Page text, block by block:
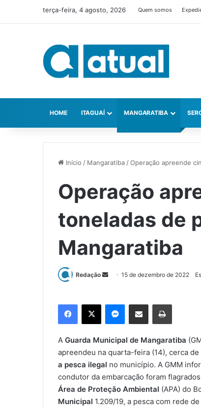
terça-feira, 4 agosto, 2026 Quem somos
HOME ITAGUAÍ MANGARATIBA
Início / Mangaratiba/Operação apreende
Operação
toneladas de
Mangaratiba
Redação
m
e
-
m
a
i
15 de dezembro de 2022
A Guarda Municipal de Mangaratiba
apreendeu na quarta-feira (14), cerca
a pesca ilegal no município. A GMM
condutor da embarcação foram
Área de Proteção Ambiental (APA) do
Municipal 1.209/19, a pesca com rede